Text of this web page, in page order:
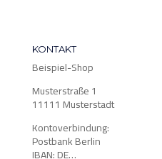
KONTAKT
Beispiel-Shop
Musterstraße 1
11111 Musterstadt
Kontoverbindung:
Postbank Berlin
IBAN: DE…